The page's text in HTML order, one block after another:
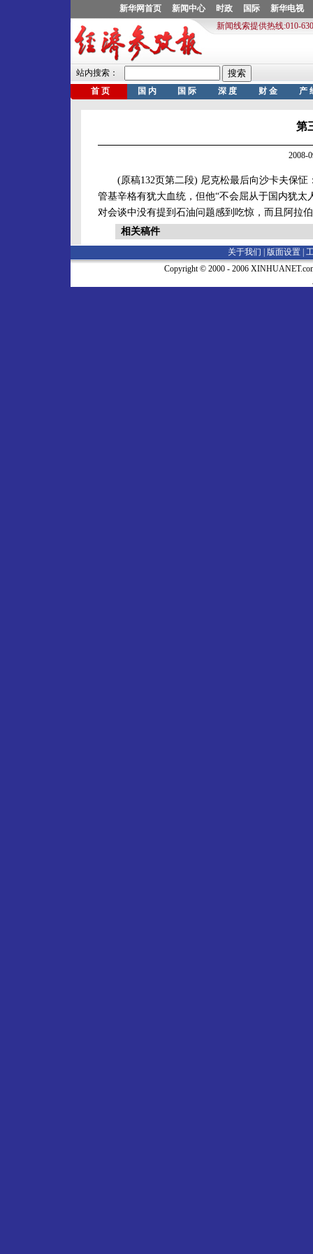
第
2008-
(原稿132页第二段) 尼克松最后向沙卡夫保怔
管基辛格有犹大血统，但他“不会屈从于国内犹
对会谈中没有提到石油问题感到吃惊，而且阿
相关稿件
关于我们 | 版面设置
Copyright © 2000 - 2006